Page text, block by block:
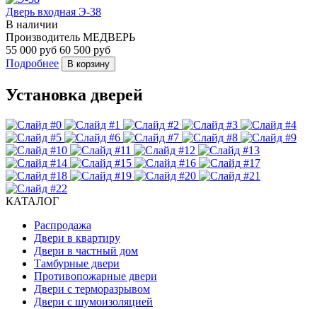
Дверь входная Э-38
В наличии
Производитель МЕДВЕРЬ
55 000 руб 60 500 руб
Подробнее
В корзину
Установка дверей
КАТАЛОГ
Распродажа
Двери в квартиру
Двери в частный дом
Тамбурные двери
Противопожарные двери
Двери с терморазрывом
Двери с шумоизоляцией